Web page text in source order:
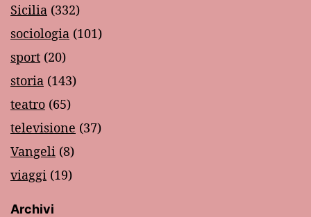
Sicilia (332)
sociologia (101)
sport (20)
storia (143)
teatro (65)
televisione (37)
Vangeli (8)
viaggi (19)
Archivi